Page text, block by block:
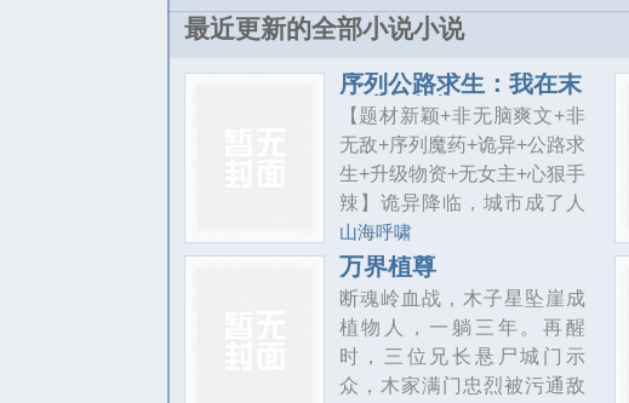
情，拯救自己的故事。
最近更新的全部小说小说
序列公路求生：我在末
日升级物资
【题材新颖+非无脑爽文+非
无敌+序列魔药+诡异+公路求
生+升级物资+无女主+心狠手
辣】诡异降临，城市成了人
类禁区。人们只能依靠序列
超凡不停的迁徙，定居生活
方式变成了迁徙生活方式。
在迁徙的过程之中，陈野觉
醒了升级系统。生锈的自行
车在他手中蜕变为装甲战
山海呼啸
万界植尊
断魂岭血战，木子星坠崖成
植物人，一躺三年。再醒
时，三位兄长悬尸城门示
众，木家满门忠烈被污通敌